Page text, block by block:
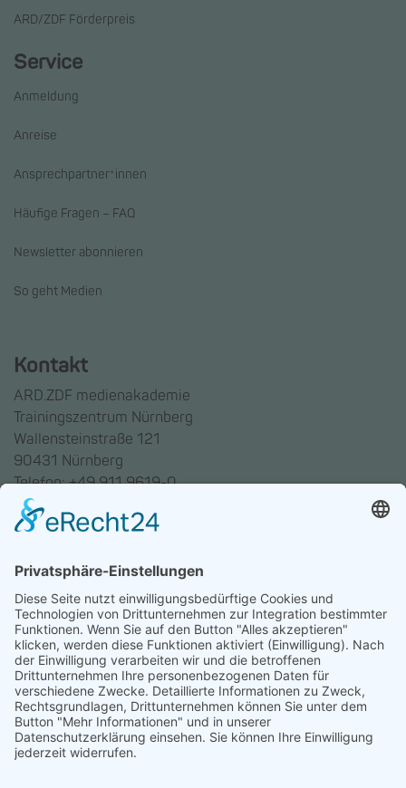
ARD/ZDF Förderpreis
Service
Anmeldung
Anreise
Ansprechpartner*innen
Häufige Fragen – FAQ
Newsletter abonnieren
So geht Medien
Kontakt
ARD.ZDF medienakademie
Trainingszentrum Nürnberg
Wallensteinstraße 121
90431 Nürnberg
Telefon: +49 911 9619-0
Trainingszentrum Hannover
30169 Hannover
Telefon: +49 511 123598-531
AGB
Datenschutz